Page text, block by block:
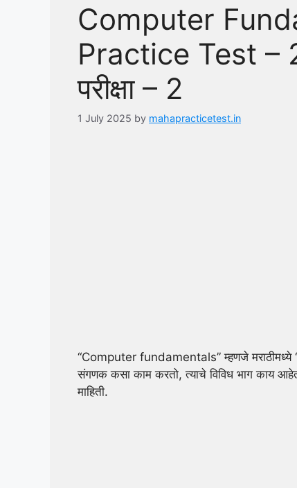
Computer
Practice Test –
परीक्षा – 2
1 July 2025 by mahapracticetest.in
“Computer fundamentals” म्हणजे मराठीमध्ये
संगणक कसा काम करतो, त्याचे विविध भाग काय
माहिती.